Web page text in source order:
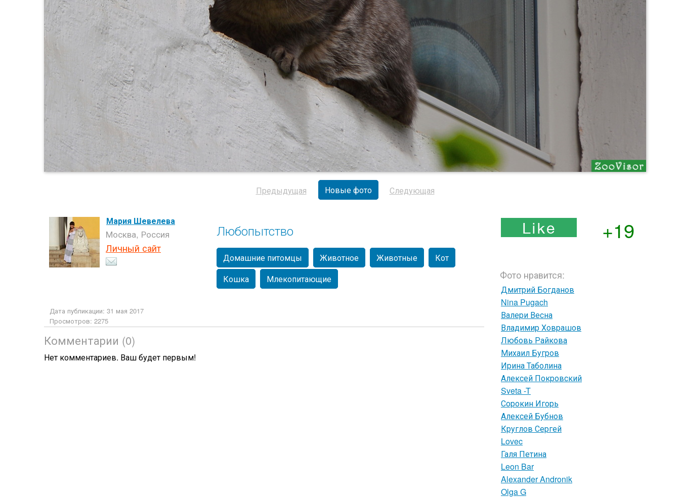
Предыдущая Новые фото Следующая
Мария Шевелева
Москва, Россия
Личный сайт
Любопытство
Домашние питомцы Животное Животные
Кот
Кошка
Млекопитающие
Дата публикации: 31 мая 2017
Просмотров: 2275
+19
Фото нравится:
Дмитрий Богданов
Nina Pugach
Валери Весна
Владимир Ховрашов
Любовь Райкова
Михаил Бугров
Ирина Таболина
Алексей Покровский
Sveta -T
Сорокин Игорь
Алексей Бубнов
Круглов Сергей
Lovec
Галя Петина
Leon Bar
Alexander Andronik
Olga G
Комментарии (0)
Нет комментариев. Ваш будет первым!